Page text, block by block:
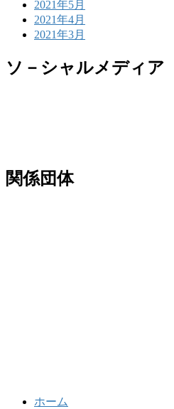
2021年5月
2021年4月
2021年3月
ソ－シャルメディア
関係団体
ホーム